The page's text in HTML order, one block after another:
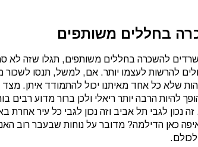
בחללים משותפים
להשכרה בחללים משותפים, תגלו שזה לא
להרשות לעצמו יותר. אם, למשל, תנסו
שלא כל אחד מאיתנו יכול להתמודד איתן.
להיות הרבה יותר ריאלי ולכן ברור מדוע רבים
נכון לגבי תל אביב וזה נכון לגבי כל עיר אחרת
כאן הדילמה? מדובר על נוחות שבעבר רוב